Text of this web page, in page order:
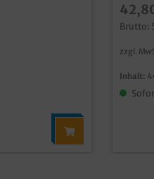
Brutto:
zzgl.
Inhalt: